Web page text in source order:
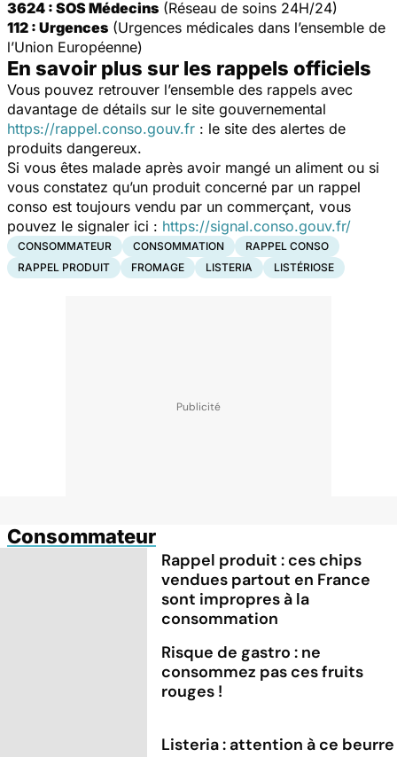
3624 : SOS Médecins (Réseau de soins 24H/24)
112 : Urgences (Urgences médicales dans l’ensemble de
l’Union Européenne)
En savoir plus sur les rappels officiels
Vous pouvez retrouver l’ensemble des rappels avec
davantage de détails sur le site gouvernemental
https://rappel.conso.gouv.fr : le site des alertes de
produits dangereux.
Si vous êtes malade après avoir mangé un aliment ou si
vous constatez qu’un produit concerné par un rappel
conso est toujours vendu par un commerçant, vous
pouvez le signaler ici : https://signal.conso.gouv.fr/
CONSOMMATEUR CONSOMMATION
RAPPEL CONSO
RAPPEL PRODUIT
FROMAGE LISTERIA LISTÉRIOSE
Consommateur
Rappel produit : ces chips
vendues partout en France
sont impropres à la
consommation
Risque de gastro : ne
consommez pas ces fruits
rouges !
Listeria : attention à ce beurre